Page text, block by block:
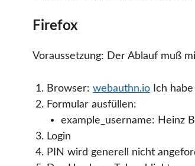
Firefox
Voraussetzung: Der Ablauf muß
Browser: webauthn.ioIch habe
Formular ausfüllen:
example_username: Heinz
Login
PIN wird generell nicht